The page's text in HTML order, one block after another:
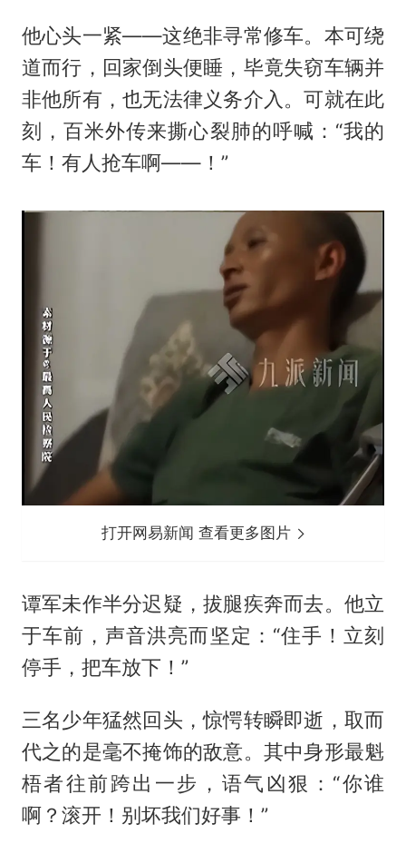
他心头一紧——这绝非寻常修车。本可绕
道而行，回家倒头便睡，毕竟失窃车辆并
非他所有，也无法律义务介入。可就在此
刻，百米外传来撕心裂肺的呼喊：“我的
车！有人抢车啊——！”
打开网易新闻 查看更多图片
谭军未作半分迟疑，拔腿疾奔而去。他立
于车前，声音洪亮而坚定：“住手！立刻
停手，把车放下！”
三名少年猛然回头，惊愕转瞬即逝，取而
代之的是毫不掩饰的敌意。其中身形最魁
梧者往前跨出一步，语气凶狠：“你谁
啊？滚开！别坏我们好事！”